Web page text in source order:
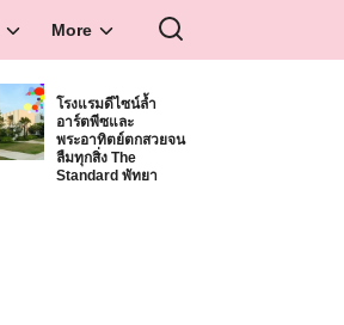
More
โรงแรมดีไซน์ล้ำ
อาร์ตพีซและ
พระอาทิตย์ตกสวยจน
ลืมทุกสิ่ง The
Standard พัทยา